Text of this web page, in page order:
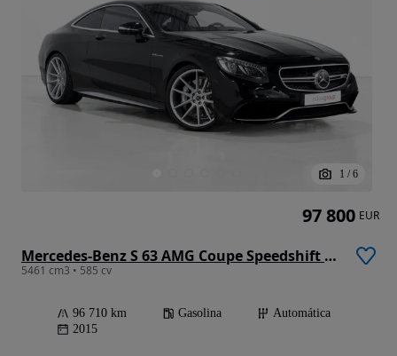
1 / 6
Mercedes-Benz S 63 AMG Coupe Speedshift 7G-MCT
5461 cm3 • 585 cv
96 710 km Gasolina
Automática
2015
97 800 EUR